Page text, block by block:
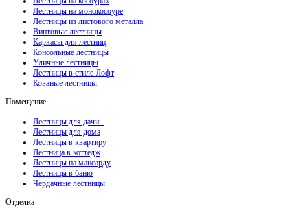
Лестницы на монокосоуре
Лестницы из листового металла
Винтовые лестницы
Каркасы для лестниц
Консольные лестницы
Уличные лестницы
Лестницы в стиле Лофт
Кованые лестницы
Помещение
Лестницы для дачи
Лестницы для дома
Лестницы в квартиру
Лестница в коттедж
Лестницы на мансарду
Лестницы в баню
Чердачные лестницы
Отделка